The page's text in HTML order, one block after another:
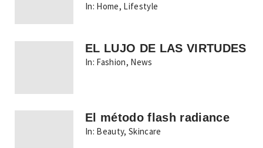
In: Home, Lifestyle
EL LUJO DE LAS VIRTUDES
In: Fashion, News
El método flash radiance
In: Beauty,Skincare